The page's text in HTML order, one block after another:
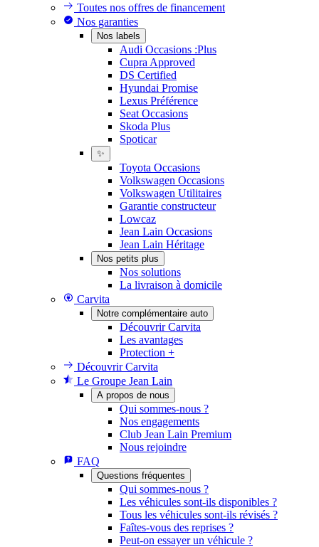
Toutes nos offres de financement
Nos garanties
Nos labels
Audi Occasions :Plus
Cupra Approved
DS Certified
Hyundai Promise
Lexus Préférence
Seat Occasions
Skoda Plus
Spoticar
✨
Toyota Occasions
Volkswagen Occasions
Volkswagen Utilitaires
Garantie constructeur
Lowcaz
Jean Lain Occasions
Jean Lain Héritage
Nos petits plus
Nos solutions
La livraison à domicile
Carvita
Notre complémentaire auto
Découvrir Carvita
Les avantages
Protection +
Découvrir Carvita
Le Groupe Jean Lain
A propos de nous
Qui sommes-nous ?
Nos engagements
Club Jean Lain Premium
Nous rejoindre
FAQ
Questions fréquentes
Qui sommes-nous ?
Les véhicules sont-ils disponibles ?
Tous les véhicules sont-ils révisés ?
Faîtes-vous des reprises ?
Peut-on essayer un véhicule ?